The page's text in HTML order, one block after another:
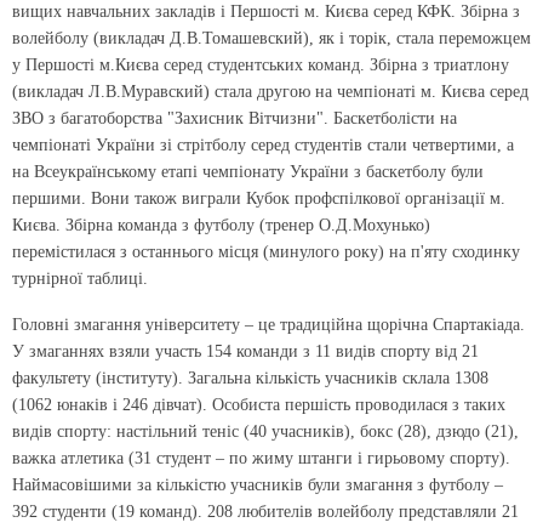
вищих навчальних закладів і Першості м. Києва серед КФК. Збірна з
волейболу (викладач Д.В.Томашевский), як і торік, стала переможцем
у Першості м.Києва серед студентських команд. Збірна з триатлону
(викладач Л.В.Муравский) стала другою на чемпіонаті м. Києва серед
ЗВО з багатоборства "Захисник Вітчизни". Баскетболісти на
чемпіонаті України зі стрітболу серед студентів стали четвертими, а
на Всеукраїнському етапі чемпіонату України з баскетболу були
першими. Вони також виграли Кубок профспілкової організації м.
Києва. Збірна команда з футболу (тренер О.Д.Мохунько)
перемістилася з останнього місця (минулого року) на п'яту сходинку
турнірної таблиці.
Головні змагання університету – це традиційна щорічна Спартакіада.
У змаганнях взяли участь 154 команди з 11 видів спорту від 21
факультету (інституту). Загальна кількість учасників склала 1308
(1062 юнаків і 246 дівчат). Особиста першість проводилася з таких
видів спорту: настільний теніс (40 учасників), бокс (28), дзюдо (21),
важка атлетика (31 студент – по жиму штанги і гирьовому спорту).
Наймасовішими за кількістю учасників були змагання з футболу –
392 студенти (19 команд). 208 любителів волейболу представляли 21